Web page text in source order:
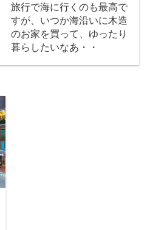
旅行で海に行くのも最高で
すが、いつか海沿いに木造
のお家を買って、ゆったり
暮らしたいなあ・・